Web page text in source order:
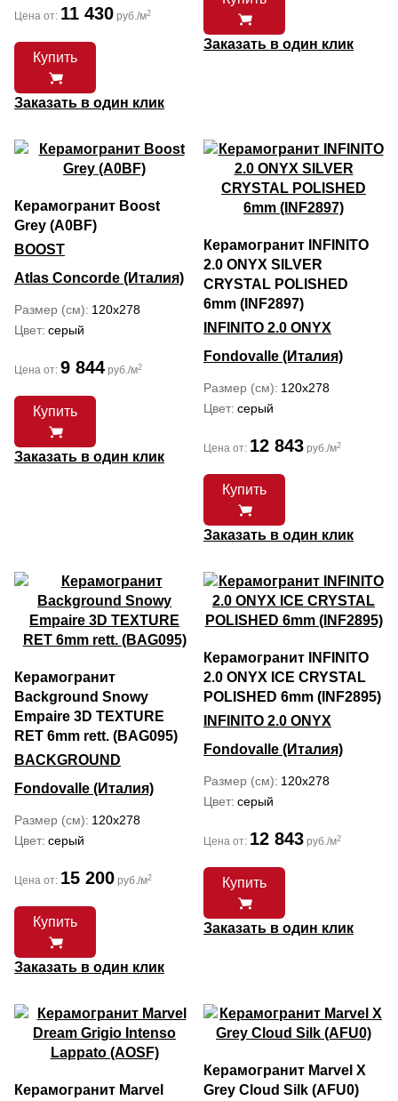
Цена от: 11 430 руб./м2
Купить
Заказать в один клик
Заказать в один клик
Керамогранит Boost
Grey (A0BF)
BOOST
Atlas Concorde (Италия)
Размер (см) 120x278
Цвет серый
Цена от: 9 844 руб./м2
Купить
Заказать в один клик
Керамогранит INFINITO
2.0 ONYX SILVER
CRYSTAL POLISHED
6mm (INF2897)
INFINITO 2.0 ONYX
Fondovalle (Италия)
Размер (см) 120x278
Цвет серый
Цена от: 12 843 руб./м2
Купить
Заказать в один клик
Керамогранит
Background Snowy
Empaire 3D TEXTURE
RET 6mm rett. (BAG095)
BACKGROUND
Fondovalle (Италия)
Размер (см) 120x278
Цвет серый
Цена от: 15 200 руб./м2
Купить
Заказать в один клик
Керамогранит INFINITO
2.0 ONYX ICE CRYSTAL
POLISHED 6mm (INF2895)
INFINITO 2.0 ONYX
Fondovalle (Италия)
Размер (см) 120x278
Цвет серый
Цена от: 12 843 руб./м2
Купить
Заказать в один клик
Керамогранит Marvel
Керамогранит Marvel X
Grey Cloud Silk (AFU0)